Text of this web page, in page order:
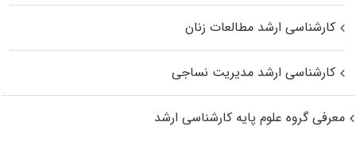
کارشناسی ارشد مطالعات زنان
کارشناسی ارشد مدیریت نساجی
معرفی گروه علوم پایه کارشناسی ارشد